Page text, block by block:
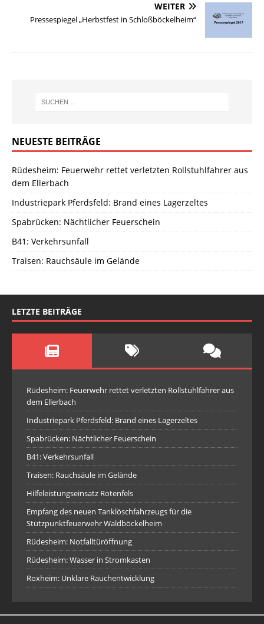
WEITER
Pressespiegel „Herbstfest in Schloßböckelheim“
NEUESTE BEITRÄGE
Rüdesheim: Feuerwehr rettet verletzten Rollstuhlfahrer aus
dem Ellerbach
Industriepark Pferdsfeld: Brand eines Lagerzeltes
Spabrücken: Nächtlicher Feuerschein
B41: Verkehrsunfall
Traisen: Rauchsäule im Gelände
LETZTE BEITRÄGE
Rüdesheim: Feuerwehr rettet verletzten Rollstuhlfahrer aus
dem Ellerbach
Industriepark Pferdsfeld: Brand eines Lagerzeltes
Spabrücken: Nächtlicher Feuerschein
B41: Verkehrsunfall
Traisen: Rauchsäule im Gelände
Hilfeleistungseinsatz Rotenfels
Empfang des neuen Tanklöschfahrzeugs für die
Stützpunktfeuerwehr Waldböckelheim
Rüdesheim: Notfalltüröffnung
Rüdesheim: Wasser in Stromkasten
Roxheim: Unklare Rauchentwicklung